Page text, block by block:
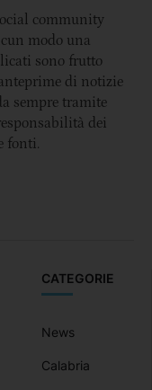
CATEGORIE
News
Calabria
community
modo una
sono frutto
di notizie
sempre tramite
dei
fonti.